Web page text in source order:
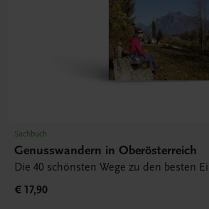
Sachbuch
Genusswandern in Oberösterreich
Die 40 schönsten Wege zu den besten
€ 17,90